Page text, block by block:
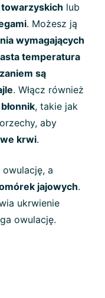
lub
. Możesz ją
wymagających
temperatura
są
. Włącz również
, takie jak
aby
krwi.
a
jajowych.
ukrwienie
owulację.